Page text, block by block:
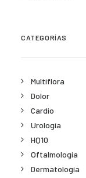
CATEGORÍAS
Multiflora
Dolor
Cardio
Urología
HQ10
Oftalmología
Dermatología